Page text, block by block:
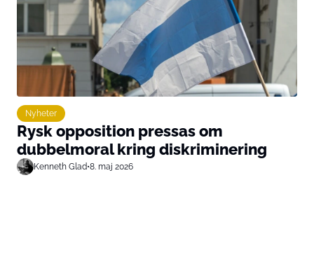
Nyheter
Rysk opposition pressas om
dubbelmoral kring diskriminering
Kenneth Glad•8. maj 2026